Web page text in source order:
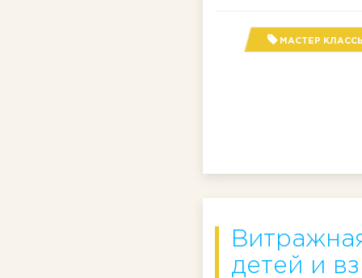
МАСТЕР
детей и